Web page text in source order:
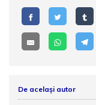
De același autor